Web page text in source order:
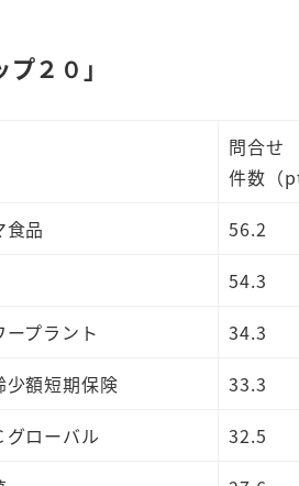
２０」
問合せ
件数（
食品
56.2
54.3
プラント
34.3
少額短期保険
33.3
グローバル
32.5